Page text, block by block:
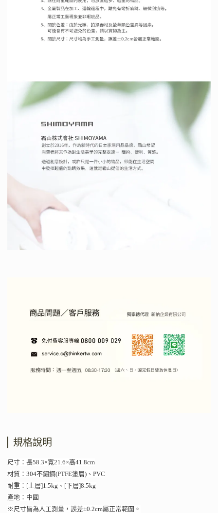
規格說明
尺寸：長58.3×寬21.6×高41.8cm
材質：304不鏽鋼(PTFE塗層)、PVC
耐重：[上層]1.5kg、[下層]8.5kg
產地：中國
※尺寸皆為人工測量，誤差±0.2cm屬正常範圍。